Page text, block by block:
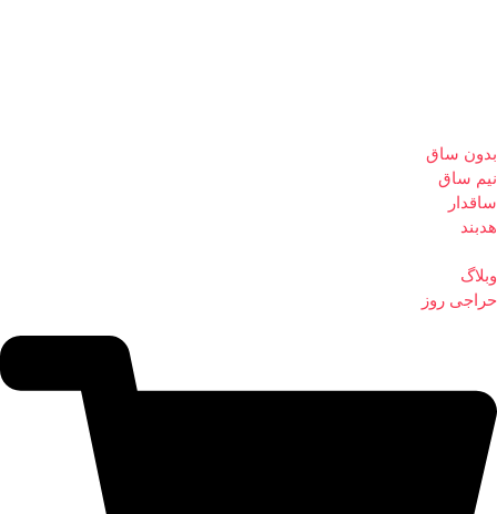
بدون ساق
نیم ساق
ساقدار
هدبند
وبلاگ
حراجی روز